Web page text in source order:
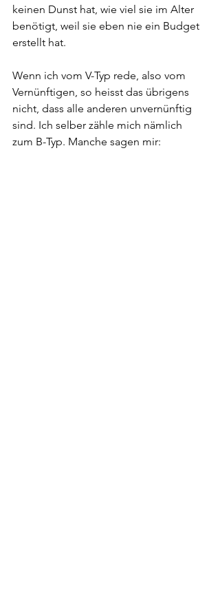
keinen Dunst hat, wie viel sie im Alter
benötigt, weil sie eben nie ein Budget
erstellt hat.
Wenn ich vom V-Typ rede, also vom
Vernünftigen, so heisst das übrigens
nicht, dass alle anderen unvernünftig
sind. Ich selber zähle mich nämlich
zum B-Typ. Manche sagen mir: